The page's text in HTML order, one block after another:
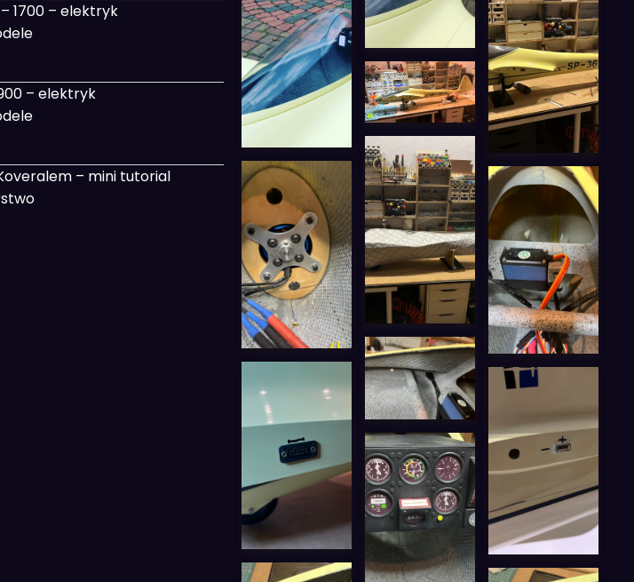
1700 – elektryk
– elektryk
– mini tutorial